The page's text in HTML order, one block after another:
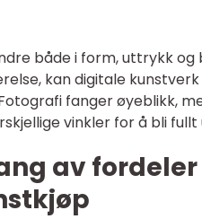
både i form, uttrykk
kan digitale
fanger øyeblikk,
vinkler for å bli
av